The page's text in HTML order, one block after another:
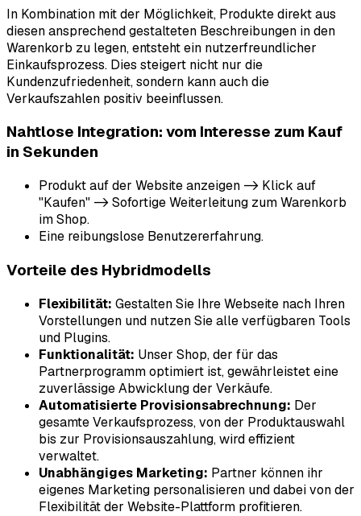
In Kombination mit der Möglichkeit, Produkte direkt aus
diesen ansprechend gestalteten Beschreibungen in den
Warenkorb zu legen, entsteht ein nutzerfreundlicher
Einkaufsprozess. Dies steigert nicht nur die
Kundenzufriedenheit, sondern kann auch die
Verkaufszahlen positiv beeinflussen.
Nahtlose Integration: vom Interesse zum Kauf
in Sekunden
Produkt auf der Website anzeigen -> Klick auf
"Kaufen" -> Sofortige Weiterleitung zum Warenkorb
im Shop.
Eine reibungslose Benutzererfahrung.
Vorteile des Hybridmodells
Flexibilität: Gestalten Sie Ihre Webseite nach Ihren
Vorstellungen und nutzen Sie alle verfügbaren Tools
und Plugins.
Funktionalität: Unser Shop, der für das
Partnerprogramm optimiert ist, gewährleistet eine
zuverlässige Abwicklung der Verkäufe.
Automatisierte Provisionsabrechnung: Der
gesamte Verkaufsprozess, von der Produktauswahl
bis zur Provisionsauszahlung, wird effizient
verwaltet.
Unabhängiges Marketing: Partner können ihr
eigenes Marketing personalisieren und dabei von der
Flexibilität der Website-Plattform profitieren.